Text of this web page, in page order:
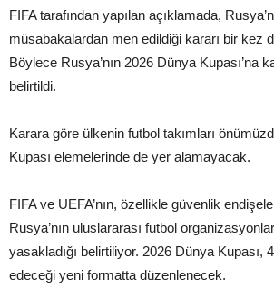
FIFA tarafından yapılan açıklamada,
müsabakalardan men edildiği kararı bir kez
Böylece Rusya’nın 2026 Dünya Kupası’na
belirtildi.
Karara göre ülkenin futbol takımları
Kupası elemelerinde de yer alamayacak.
FIFA ve UEFA’nın, özellikle güvenlik
Rusya’nın uluslararası futbol
yasakladığı belirtiliyor. 2026 Dünya Kupası,
edeceği yeni formatta düzenlenecek.